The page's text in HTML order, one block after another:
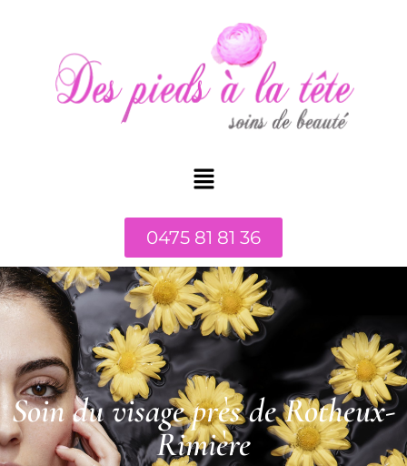
0475 81 81 36
Soin du visage près de Rotheux-
Rimière